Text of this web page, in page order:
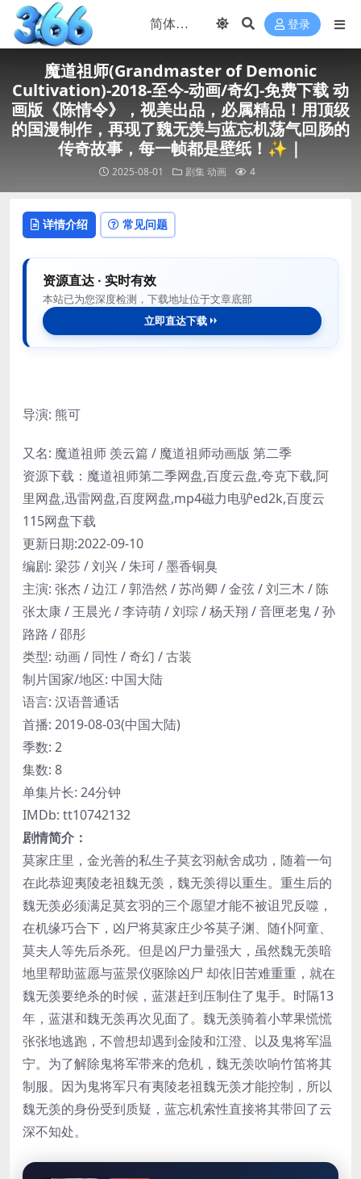
登录
魔道祖师(Grandmaster of Demonic
Cultivation)-2018-至今-动画/奇幻-免费下载 动
画版《陈情令》，视美出品，必属精品！用顶级
的国漫制作，再现了魏无羡与蓝忘机荡气回肠的
传奇故事，每一帧都是壁纸！✨｜
2025-08-01 剧集动画 4
详情介绍 常见问题
资源直达 · 实时有效
本站已为您深度检测，下载地址位于文章底部
立即直达下载
导演: 熊可
又名: 魔道祖师 羡云篇 / 魔道祖师动画版 第二季
资源下载：魔道祖师第二季网盘,百度云盘,夸克下载,阿
里网盘,迅雷网盘,百度网盘,mp4磁力电驴ed2k,百度云
115网盘下载
更新日期:2022-09-10
编剧: 梁莎 / 刘兴 / 朱珂 / 墨香铜臭
主演: 张杰 / 边江 / 郭浩然 / 苏尚卿 / 金弦 / 刘三木 / 陈
张太康 / 王晨光 / 李诗萌 / 刘琮 / 杨天翔 / 音匣老鬼 / 孙
路路 / 邵彤
类型: 动画 / 同性 / 奇幻 / 古装
制片国家/地区: 中国大陆
语言: 汉语普通话
首播: 2019-08-03(中国大陆)
季数: 2
集数: 8
单集片长: 24分钟
IMDb: tt10742132
剧情简介：
莫家庄里，金光善的私生子莫玄羽献舍成功，随着一句
在此恭迎夷陵老祖魏无羡，魏无羡得以重生。重生后的
魏无羡必须满足莫玄羽的三个愿望才能不被诅咒反噬，
在机缘巧合下，凶尸将莫家庄少爷莫子渊、随仆阿童、
莫夫人等先后杀死。但是凶尸力量强大，虽然魏无羡暗
地里帮助蓝愿与蓝景仪驱除凶尸 却依旧苦难重重，就在
魏无羡要绝杀的时候，蓝湛赶到压制住了鬼手。时隔13
年，蓝湛和魏无羡再次见面了。魏无羡骑着小苹果慌慌
张张地逃跑，不曾想却遇到金陵和江澄、以及鬼将军温
宁。为了解除鬼将军带来的危机，魏无羡吹响竹笛将其
制服。因为鬼将军只有夷陵老祖魏无羡才能控制，所以
魏无羡的身份受到质疑，蓝忘机索性直接将其带回了云
深不知处。